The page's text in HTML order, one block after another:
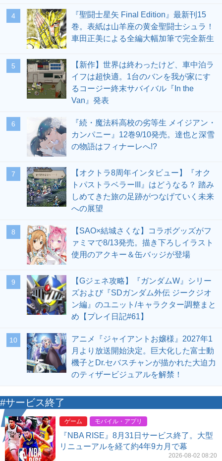
4
『聖闘士星矢 Final Edition』最新刊15
巻。表紙は山羊座の黄金聖闘士シュラ！
車田正美による全編大幅加筆で完全新生
5
【新作】世界は終わったけど、車中泊ラ
イフは超快適。1台のバンを我が家にす
るコージー終末サバイバル『In the
Van』発表
6
『続・魔法科高校の劣等生 メイジアン・
カンパニー』12巻9/10発売。達也と深雪
の物語はフィナーレへ!?
7
【オクトラ8周年インタビュー】『オク
トパストラベラーIII』はどうなる？ 踏み
しめてきた旅の足跡がつなげていく未来
への展望
8
【SAO×結城さくな】コラボグッズがフ
ァミマで8/13発売。描き下ろしイラスト
使用のアクキー＆缶バッジが登場
9
【Gジェネ攻略】『ガンダムW』シリー
ズおよび『SDガンダム外伝 ジークジオ
ン編』のユニット/キャラクター調整まと
め【プレイ日記#61】
10
アニメ『ジャイアントお嬢様』2027年1
月より放送開始決定。巨大化した富士動
機子とDr.セバスチャンが描かれた大迫力
のティザービジュアルを解禁！
#サービス終了
ゲーム モバイル・アプリ
『NBA RISE』8月31日サービス終了。大型
リニューアルを経て約4年9カ月で幕
2026-08-02 08:20